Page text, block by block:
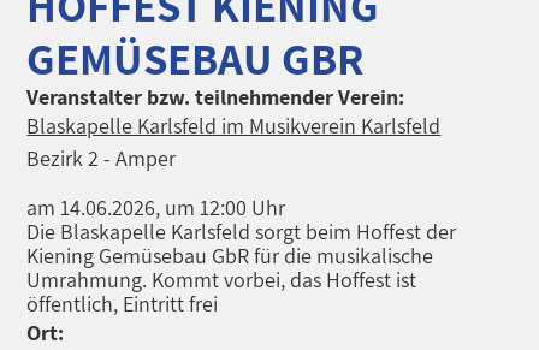
GEMÜSEBAU GBR
Veranstalter bzw. teilnehmender Verein:
Blaskapelle Karlsfeld im Musikverein Karlsfeld
Bezirk 2 - Amper
am 14.06.2026, um 12:00 Uhr
Die Blaskapelle Karlsfeld sorgt beim Hoffest der
Kiening Gemüsebau GbR für die musikalische
Umrahmung. Kommt vorbei, das Hoffest ist
öffentlich, Eintritt frei
Ort: